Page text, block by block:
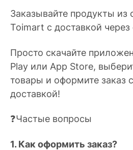
Заказывайте продукты из
Toimart с доставкой через
Просто скачайте
Play или App Store,
товары и оформите заказ
доставкой!
❓Частые вопросы
1. Как оформить заказ?